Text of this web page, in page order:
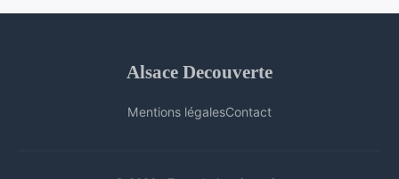
Alsace Decouverte
Mentions légalesContact